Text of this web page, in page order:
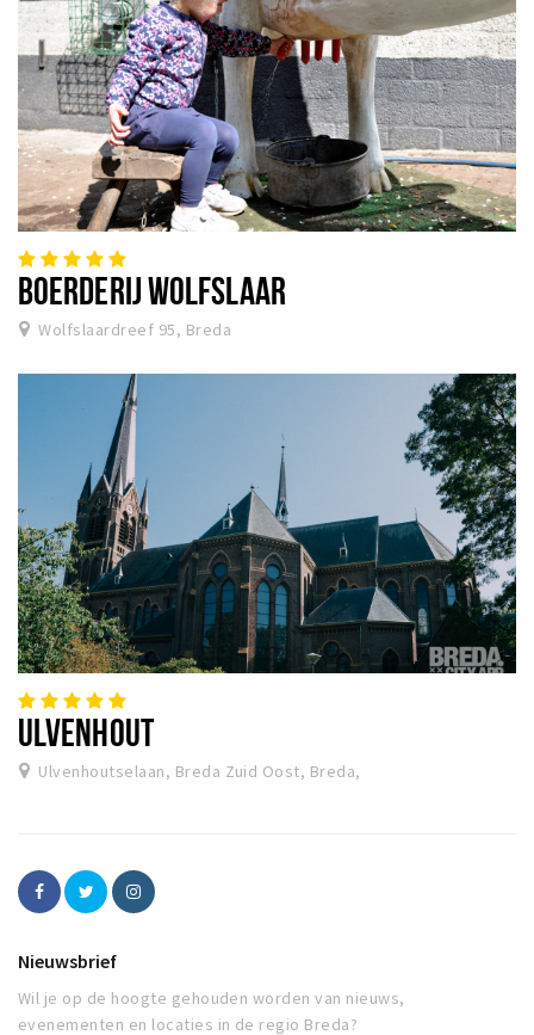
BOERDERIJ WOLFSLAAR
Wolfslaardreef 95, Breda
ULVENHOUT
Ulvenhoutselaan, Breda Zuid Oost, Breda,
Nieuwsbrief
Wil je op de hoogte gehouden worden van nieuws,
evenementen en locaties in de regio Breda?